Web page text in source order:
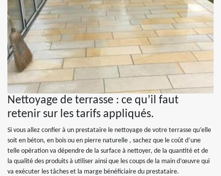
Nettoyage de terrasse : ce qu’il faut
retenir sur les tarifs appliqués.
Si vous allez confier à un prestataire le nettoyage de votre terrasse qu’elle
soit en béton, en bois ou en pierre naturelle , sachez que le coût d’une
telle opération va dépendre de la surface à nettoyer, de la quantité et de
la qualité des produits à utiliser ainsi que les coups de la main d’œuvre qui
va exécuter les tâches et la marge bénéficiaire du prestataire.